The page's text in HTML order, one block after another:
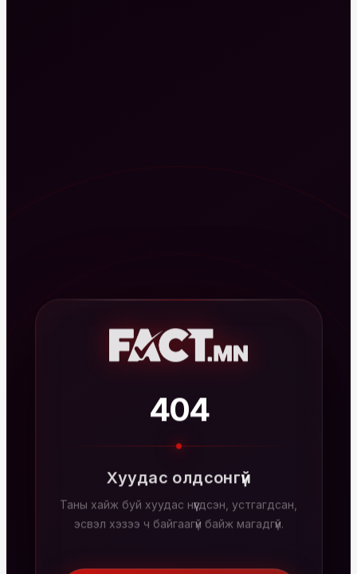
404
Хуудас олдсонгүй
Таны хайж буй хуудас нүүгдсэн, устгагдсан,
эсвэл хэзээ ч байгаагүй байж магадгүй.